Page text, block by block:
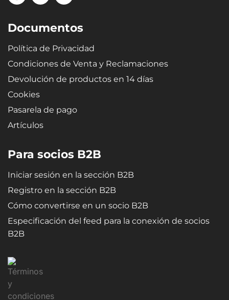
almacenamiento) la bandeja recupere su forma original.
Documentos
Política de Privacidad
Condiciones de Venta y Reclamaciones
Devolución de productos en 14 días
Cookies
Pasarela de pago
Artículos
Para socios B2B
Iniciar sesión en la sección B2B
Registro en la sección B2B
Cómo convertirse en un socio B2B
Especificación del feed para la conexión de socios
B2B